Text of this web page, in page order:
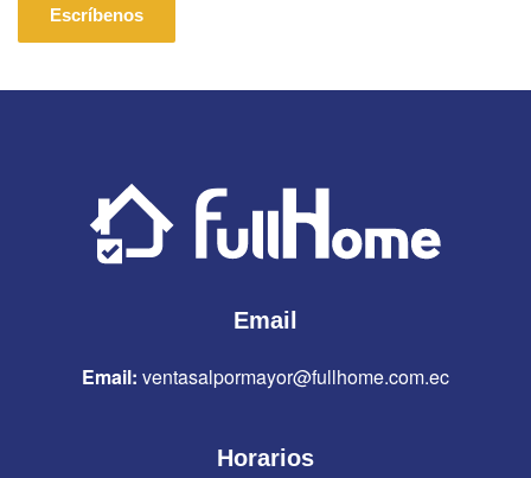
Escríbenos
Email
Email: ventasalpormayor@fullhome.com.ec
Horarios